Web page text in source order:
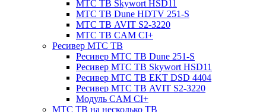
МТС ТВ Skywort HSD11
МТС ТВ Dune HDTV 251-S
МТС ТВ AVIT S2-3220
МТС ТВ CAM CI+
Ресивер МТС ТВ
Ресивер МТС ТВ Dune 251-S
Ресивер МТС ТВ Skywort HSD11
Ресивер МТС ТВ EKT DSD 4404
Ресивер МТС ТВ AVIT S2-3220
Модуль CAM CI+
МТС ТВ на несколько ТВ